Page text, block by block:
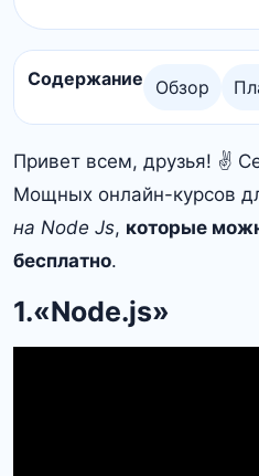
Содержание Обзор
Привет всем, друзья! ✌
Мощных онлайн-курсов
на Node Js, которые
бесплатно.
1.«Node.js»